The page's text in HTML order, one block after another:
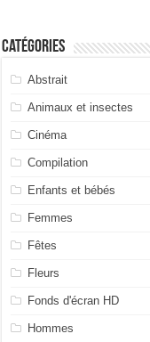
Catégories
Abstrait
Animaux et insectes
Cinéma
Compilation
Enfants et bébés
Femmes
Fêtes
Fleurs
Fonds d'écran HD
Hommes